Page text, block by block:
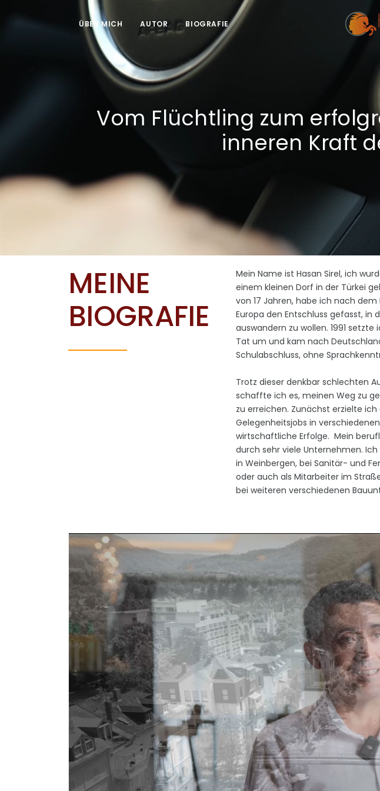
ÜBER MICH AUTOR BIOGRAFIE
Vom Flüchtling zum
inneren Kraft
MEINE
BIOGRAFIE
Mein Name ist Hasan Sirel, ich
einem kleinen Dorf in der Türkei
von 17 Jahren, habe ich nach dem
Europa den Entschluss gefasst, in
auswandern zu wollen. 1991 setzte
Tat um und kam nach
Schulabschluss, ohne
Trotz dieser denkbar schlechten
schaffte ich es, meinen Weg zu
zu erreichen. Zunächst erzielte ich
Gelegenheitsjobs in
wirtschaftliche Erfolge. Mein
durch sehr viele Unternehmen.
in Weinbergen, bei Sanitär- und
oder auch als Mitarbeiter im
bei weiteren verschiedenen